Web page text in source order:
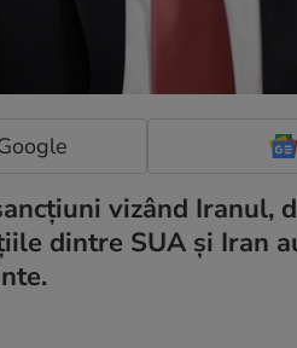
vizând Iranul,
dintre SUA și Iran